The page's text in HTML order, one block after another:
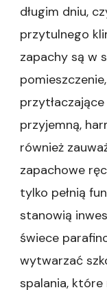
długim dniu,
przytulnego
zapachy są w
przyjemną,
również
zapachowe
tylko pełnią
stanowią
świece
wytwarzać
spalania, które